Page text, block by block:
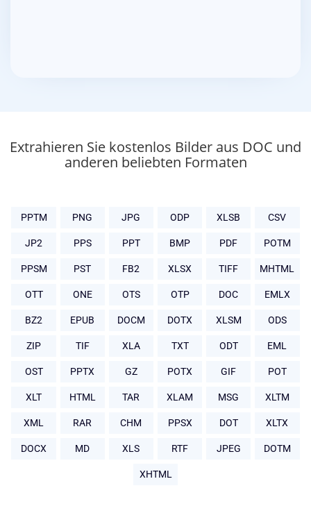
Extrahieren Sie kostenlos Bilder aus DOC und
anderen beliebten Formaten
PPTM PNG JPG ODP XLSB CSV
JP2 PPS PPT BMP PDF POTM
PPSM PST FB2 XLSX TIFF MHTML
OTT ONE OTS OTP DOC EMLX
BZ2 EPUB DOCM DOTX XLSM ODS
ZIP TIF XLA TXT ODT EML
OST PPTX GZ POTX GIF POT
XLT HTML TAR XLAM MSG XLTM
XML RAR CHM PPSX DOT XLTX
DOCX MD XLS RTF JPEG DOTM
XHTML